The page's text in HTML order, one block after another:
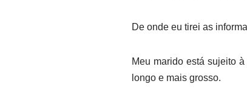
De onde eu tirei as
Meu marido está sujeito
longo e mais grosso.